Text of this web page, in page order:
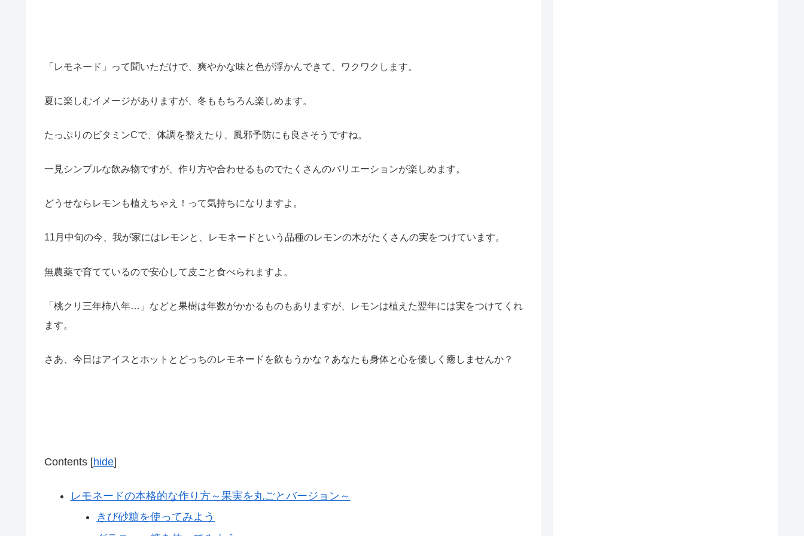
「レモネード」って聞いただけで、爽やかな味と色が浮かんできて、ワクワクします。
夏に楽しむイメージがありますが、冬ももちろん楽しめます。
たっぷりのビタミンCで、体調を整えたり、風邪予防にも良さそうですね。
一見シンプルな飲み物ですが、作り方や合わせるものでたくさんのバリエーションが楽しめます。
どうせならレモンも植えちゃえ！って気持ちになりますよ。
11月中旬の今、我が家にはレモンと、レモネードという品種のレモンの木がたくさんの実をつけています。
無農薬で育てているので安心して皮ごと食べられますよ。
「桃クリ三年柿八年…」などと果樹は年数がかかるものもありますが、レモンは植えた翌年には実をつけてくれ
ます。
さあ、今日はアイスとホットとどっちのレモネードを飲もうかな？あなたも身体と心を優しく癒しませんか？
Contents [hide]
レモネードの本格的な作り方～果実を丸ごとバージョン～
きび砂糖を使ってみよう